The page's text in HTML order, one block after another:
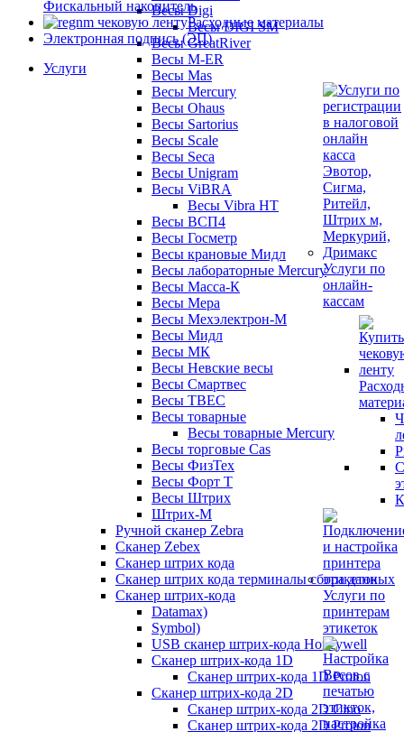
Весы Digi
Весы DIGI SM
Весы GreatRiver
Весы M-ER
Весы Mas
Весы Mercury
Весы Ohaus
Весы Sartorius
Весы Scale
Весы Seca
Весы Unigram
Весы ViBRA
Весы Vibra HT
Весы ВСП4
Весы Госметр
Весы крановые Мидл
Весы лабораторные Mercury
Весы Масса-К
Весы Мера
Весы Мехэлектрон-М
Весы Мидл
Весы МК
Весы Невские весы
Весы Смартвес
Весы ТВЕС
Весы товарные
Весы товарные Mercury
Весы торговые Cas
Весы ФизТех
Весы Форт Т
Весы Штрих
Штрих-М
Ручной сканер Zebra
Сканер Zebex
Сканер штрих кода
Сканер штрих кода терминалы сбора данных
Сканер штрих-кода
Datamax)
Symbol)
USB сканер штрих-кода Honeywell
Сканер штрих-кода 1D
Сканер штрих-кода 1D Proton
Сканер штрих-кода 2D
Сканер штрих-кода 2D Cino
Сканер штрих-кода 2D Proton
Фискальный накопитель
Расходные материалы
Электронная подпись (ЭП)
Услуги
Услуги по
онлайн-
кассам
Услуги по
принтерам
этикеток